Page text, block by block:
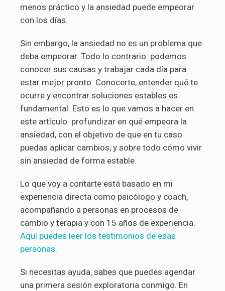
menos práctico y la ansiedad puede empeorar
con los días.
Sin embargo, la ansiedad no es un problema que
deba empeorar. Todo lo contrario: podemos
conocer sus causas y trabajar cada día para
estar mejor pronto. Conocerte, entender qué te
ocurre y encontrar soluciones estables es
fundamental. Esto es lo que vamos a hacer en
este artículo: profundizar en qué empeora la
ansiedad, con el objetivo de que en tu caso
puedas aplicar cambios, y sobre todo cómo vivir
sin ansiedad de forma estable.
Lo que voy a contarte está basado en mi
experiencia directa como psicólogo y coach,
acompañando a personas en procesos de
cambio y terapia y con 15 años de experiencia.
Aquí puedes leer los testimonios de esas
personas.
Si necesitas ayuda, sabes que puedes agendar
una primera sesión exploratoria conmigo. En